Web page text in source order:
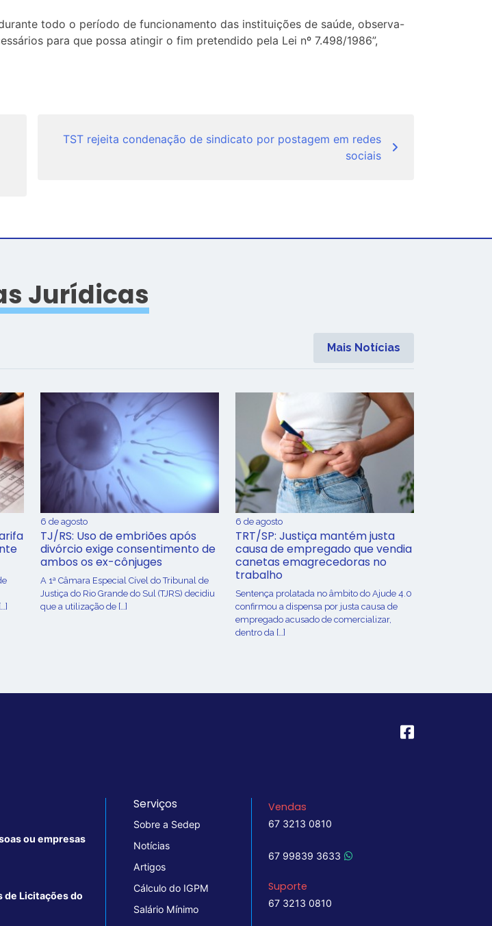
todo o período de funcionamento das instituições de saúde, observa-
para que possa atingir o fim pretendido pela Lei nº 7.498/1986”,
TST rejeita condenação de sindicato por postagem em redes
sociais
Jurídicas
Mais Notícias
6 de agosto
TJ/RS: Uso de embriões após
divórcio exige consentimento de
ambos os ex-cônjuges
A 1ª Câmara Especial Cível do Tribunal de
Justiça do Rio Grande do Sul (TJRS) decidiu
que a utilização de […]
6 de agosto
TRT/SP: Justiça mantém justa
causa de empregado que vendia
canetas emagrecedoras no
trabalho
Sentença prolatada no âmbito do Ajude 4.0
confirmou a dispensa por justa causa de
empregado acusado de comercializar,
dentro da […]
ou empresas
de Licitações do
Serviços
Sobre a Sedep
Notícias
Artigos
Cálculo do IGPM
Salário Mínimo
Vendas
67 3213 0810
67 99839 3633
Suporte
67 3213 0810